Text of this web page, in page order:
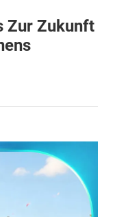
Zur Zukunft